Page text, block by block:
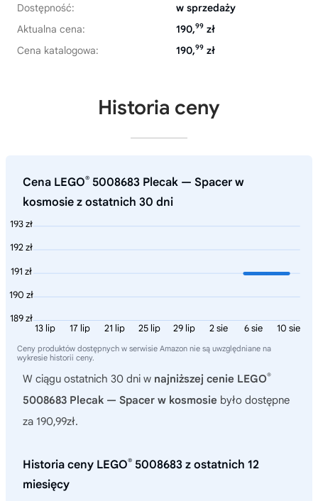
Dostępność:
w sprzedaży
Aktualna cena:
190,99 zł
Cena katalogowa:
190,99 zł
Historia ceny
Cena LEGO® 5008683 Plecak — Spacer w
kosmosie z ostatnich 30 dni
193 zł
192 zł
191 zł
190 zł
189 zł
10 sie
6 sie
2 sie
29 lip
25 lip
21 lip
17 lip
13 lip
Ceny produktów dostępnych w serwisie Amazon nie są uwzględniane na
wykresie historii ceny.
W ciągu ostatnich 30 dni w najniższej cenie LEGO®
5008683 Plecak — Spacer w kosmosie było dostępne
za 190,99zł.
Historia ceny LEGO® 5008683 z ostatnich 12
miesięcy